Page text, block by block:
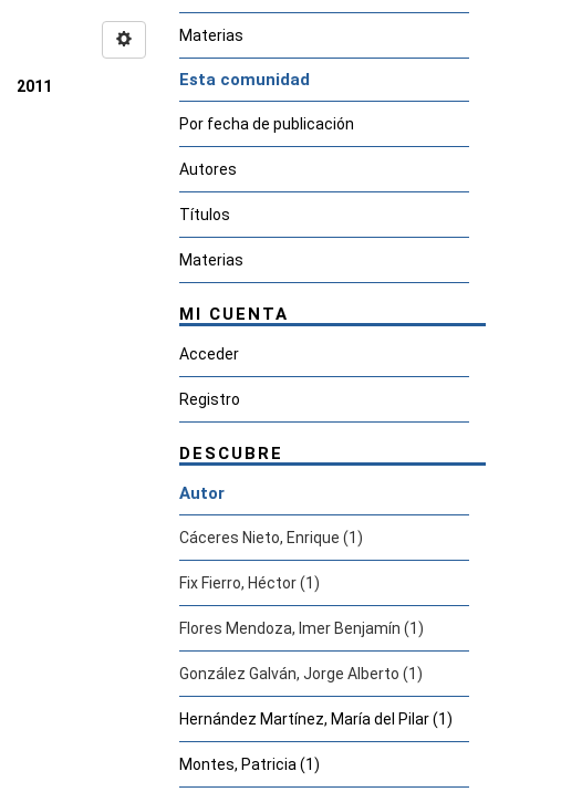
2011
Materias
Esta comunidad
Por fecha de publicación
Autores
Títulos
Materias
MI CUENTA
Acceder
Registro
DESCUBRE
Autor
Cáceres Nieto, Enrique (1)
Fix Fierro, Héctor (1)
Flores Mendoza, Imer Benjamín (1)
González Galván, Jorge Alberto (1)
Hernández Martínez, María del Pilar (1)
Montes, Patricia (1)